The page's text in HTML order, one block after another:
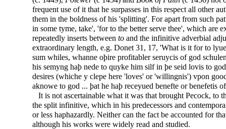
frequent use of it that he surpasses in this respect all other
them in the boldness of his 'splitting'. For apart from such
in some tyme, take', 'for to the better serve thee', which are
repeatedly inserts between to and the infinitive adverbial
extraordinary length, e.g. Donet 31, 17, 'What is it for to
sum whiles, whanne oþire profitabler seruycis of god
his semyng haþ nede to quyke him silf in þe seid lovis to
desires (whiche y clepe here 'loves' or 'willingnis') vpon
aknowe to god ... þat he haþ receyued benefte or benefetis
It is not ascertainable what it was that brought Pecock, to
the split infinitive, which in his predecessors and
or less haphazardly. Neither can the fact be accounted for
although his works were widely read and studied.